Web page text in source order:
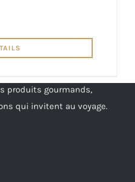
produits gourmands,
qui invitent au voyage.